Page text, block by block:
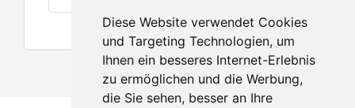
Diese Website verwendet Cookies
und Targeting Technologien, um
Ihnen ein besseres Internet-Erlebnis
zu ermöglichen und die Werbung,
die Sie sehen, besser an Ihre